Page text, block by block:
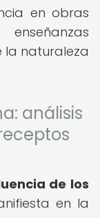
en obras
la naturaleza
análisis
de los
en la